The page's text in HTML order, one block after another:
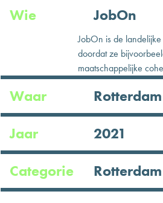
Wie JobOn
JobOn is de
doordat ze
maatschappelijke
Waar
Rotterdam
Jaar
2021
Categorie